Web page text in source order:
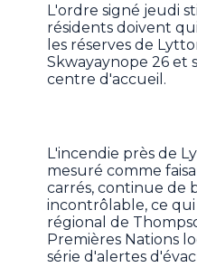
L'ordre signé jeudi
résidents doivent
les réserves de
Skwayaynope 26 et
centre d'accueil.
L'incendie près de
mesuré comme
carrés, continue de
incontrôlable, ce
régional de
Premières Nations
série d'alertes